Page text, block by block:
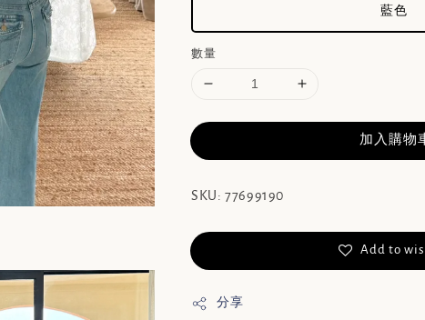
藍色
數量
加入購物
SKU: 77699190
Add to
分享